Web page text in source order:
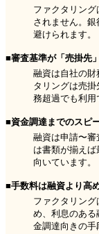
ファクタリン
されません。
避けられます。
■審査基準が「売掛先
融資は自社の財
タリングは売
務超過でも利用
■資金調達までのスピ
融資は申請〜
は書類が揃え
向いています。
■手数料は融資より高
ファクタリン
め、利息のあ
金調達向きの手